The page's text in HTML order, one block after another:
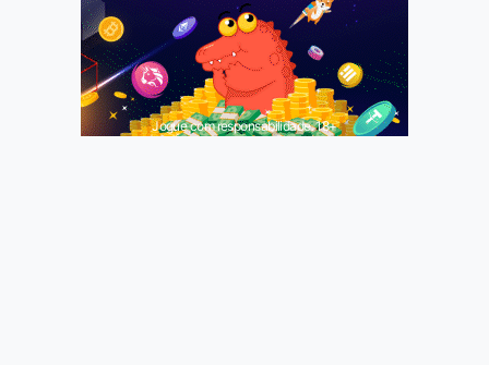
Jogue com responsabilidade. 18+